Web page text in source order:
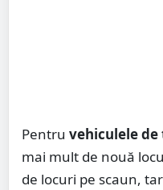
Pentru vehiculele
mai mult de nouă
de locuri pe scaun,